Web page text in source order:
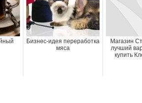
Бизнес-идея переработка
мяса
Магазин
лучший
купить